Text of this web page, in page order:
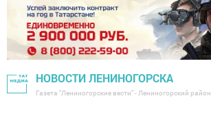
НОВОСТИ ЛЕНИНОГОРСКА
Газета "Лениногорские вести" - Лениногорский район